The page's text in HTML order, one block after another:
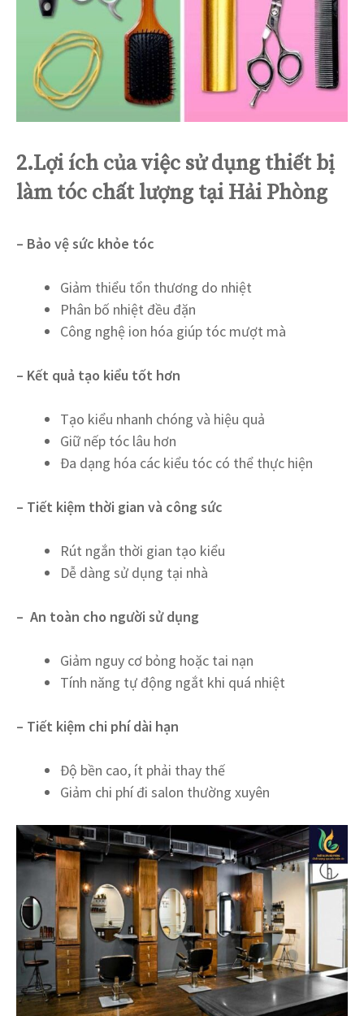
2.Lợi ích của việc sử dụng thiết bị
làm tóc chất lượng tại Hải Phòng
– Bảo vệ sức khỏe tóc
Giảm thiểu tổn thương do nhiệt
Phân bố nhiệt đều đặn
Công nghệ ion hóa giúp tóc mượt mà
– Kết quả tạo kiểu tốt hơn
Tạo kiểu nhanh chóng và hiệu quả
Giữ nếp tóc lâu hơn
Đa dạng hóa các kiểu tóc có thể thực hiện
– Tiết kiệm thời gian và công sức
Rút ngắn thời gian tạo kiểu
Dễ dàng sử dụng tại nhà
– An toàn cho người sử dụng
Giảm nguy cơ bỏng hoặc tai nạn
Tính năng tự động ngắt khi quá nhiệt
– Tiết kiệm chi phí dài hạn
Độ bền cao, ít phải thay thế
Giảm chi phí đi salon thường xuyên